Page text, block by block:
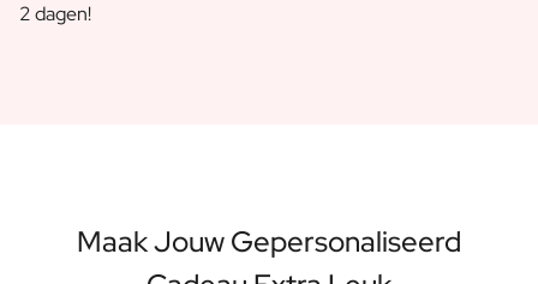
2 dagen!
Maak Jouw Gepersonaliseerd